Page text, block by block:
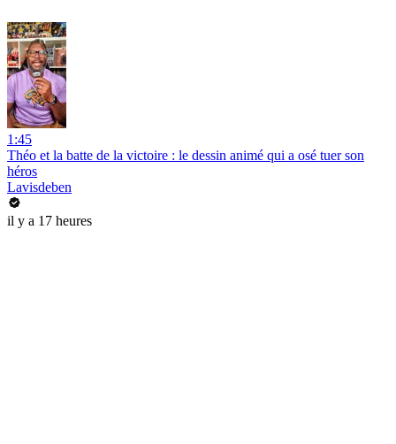
1:45
Théo et la batte de la victoire : le dessin animé qui a osé tuer son
héros
Lavisdeben
il y a 17 heures